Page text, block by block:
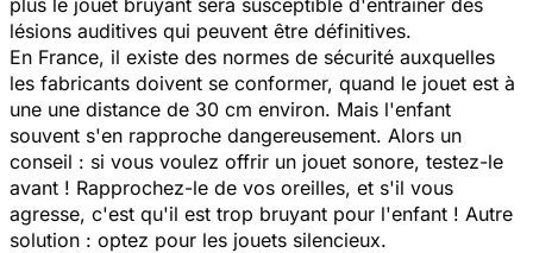
lésions auditives qui peuvent être définitives.
En France, il existe des normes de sécurité auxquelles
les fabricants doivent se conformer, quand le jouet est à
une une distance de 30 cm environ. Mais l'enfant
souvent s'en rapproche dangereusement. Alors un
conseil : si vous voulez offrir un jouet sonore, testez-le
avant ! Rapprochez-le de vos oreilles, et s'il vous
agresse, c'est qu'il est trop bruyant pour l'enfant ! Autre
solution : optez pour les jouets silencieux.